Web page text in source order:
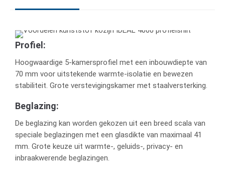
Profiel:
Hoogwaardige 5-kamersprofiel met een inbouwdiepte van
70 mm voor uitstekende warmte-isolatie en bewezen
stabiliteit. Grote verstevigingskamer met staalversterking.
Beglazing:
De beglazing kan worden gekozen uit een breed scala van
speciale beglazingen met een glasdikte van maximaal 41
mm. Grote keuze uit warmte-, geluids-, privacy- en
inbraakwerende beglazingen.